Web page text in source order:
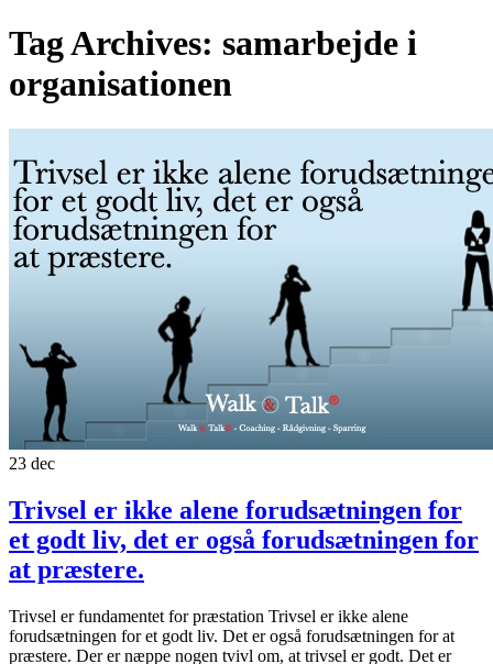
Tag Archives: samarbejde i
organisationen
23 dec
Trivsel er ikke alene forudsætningen for
et godt liv, det er også forudsætningen for
at præstere.
Trivsel er fundamentet for præstation Trivsel er ikke alene
forudsætningen for et godt liv. Det er også forudsætningen for at
præstere. Der er næppe nogen tvivl om, at trivsel er godt. Det er